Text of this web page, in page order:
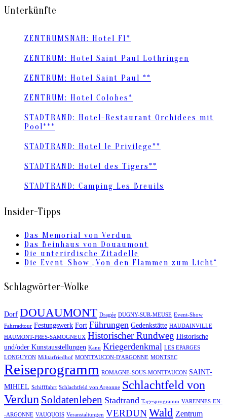
Unterkünfte
ZENTRUMSNAH: Hotel F1*
ZENTRUM: Hotel Saint Paul Lothringen
ZENTRUM: Hotel Saint Paul **
ZENTRUM: Hotel Colobes*
STADTRAND: Hotel-Restaurant Orchidees mit
Pool***
STADTRAND: Hotel le Privilege**
STADTRAND: Hotel des Tigers**
STADTRAND: Camping Les Breuils
Insider-Tipps
Das Memorial von Verdun
Das Beinhaus von Douaumont
Die unterirdische Zitadelle
Die Event-Show „Von den Flammen zum Licht“
Schlagwörter-Wolke
Dorf DOUAUMONT Dragée DUGNY-SUR-MEUSE Event-Show
Fahrradtour Festungswerk Fort Führungen Gedenkstätte HAUDAINVILLE
HAUMONT-PRES-SAMOGNEUX Historischer Rundweg Historische
und/oder Kunstausstellungen Kanu Kriegerdenkmal LES EPARGES
LONGUYON Militärfriedhof MONTFAUCON-D'ARGONNE MONTSEC
Reiseprogramm ROMAGNE-SOUS-MONTFAUCON SAINT-
MIHIEL Schifffahrt Schlachtfeld von Argonne Schlachtfeld von
Verdun Soldatenleben Stadtrand Tagesprogramm VARENNES-EN-
-ARGONNE VAUQUOIS Veranstaltungen VERDUNWald Zentrum